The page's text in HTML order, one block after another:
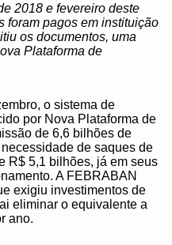
2018 e fevereiro deste
foram pagos em instituição
os documentos, uma
Plataforma de
o sistema de
por Nova Plataforma de
de 6,6 bilhões de
de saques de
R$ 5,1 bilhões, já em seus
A FEBRABAN
exigiu investimentos de
eliminar o equivalente a
ano.